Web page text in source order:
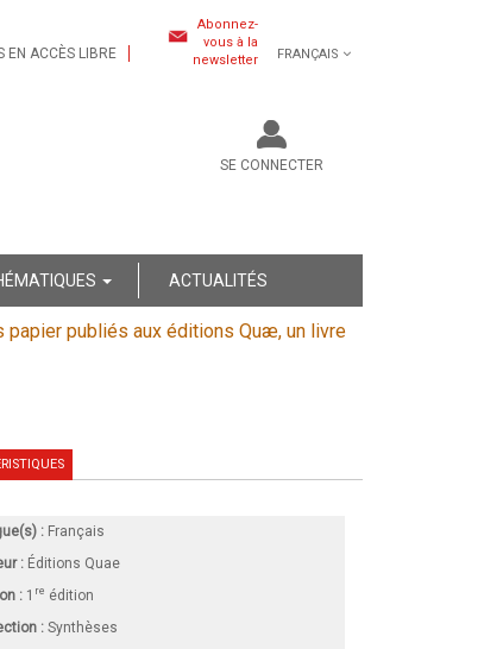
EN ACCÈS LIBRE
Abonnez-
vous à la
newsletter
FRANÇAIS
SE CONNECTER
ACTUALITÉS
papier publiés aux éditions Quæ, un livre
: Français
: Éditions Quae
: 1 re édition
: Synthèses